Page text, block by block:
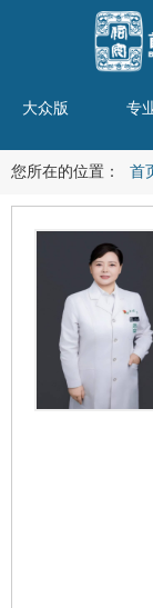
大众版 专
您所在的位置： 首